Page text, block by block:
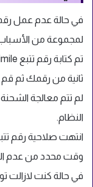
لمجموعة من الأسباب
ثانية من رقمك ثم قم
لم تتم معالجة الشحنة
النظام.
وقت محدد من عدم